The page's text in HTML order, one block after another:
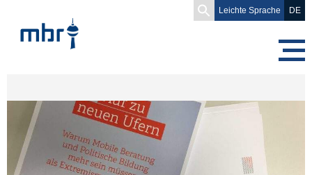
Search
for:
Leichte Sprache DE